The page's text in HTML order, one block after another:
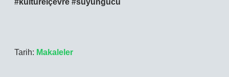
#kültürelçevre #suyungücü
Tarih: Makaleler